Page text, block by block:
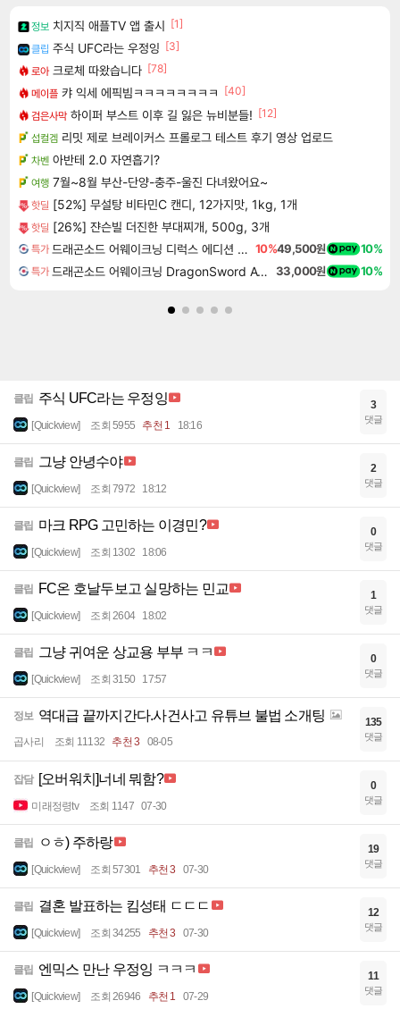
정보 치지직 애플TV 앱 출시 [1]
클립 주식 UFC라는 우정잉 [3]
로아 크로체 따왔습니다 [78]
메이플 캬 익세 에픽빔ㅋㅋㅋㅋㅋㅋㅋㅋ
[40]
검은사막 하이퍼 부스트 이후 길 잃은 뉴비분들! [12]
섭컬겜 리밋 제로 브레이커스 프롤로그 테스트 후기 영상 업로드
차벤 아반테 2.0 자연흡기?
여행 7월~8월 부산-단양-충주-울진 다녀왔어요~
핫딜 [52%] 무설탕 비타민C 캔디, 12가지맛, 1kg, 1개
핫딜 [26%] 쟌슨빌 더진한 부대찌개, 500g, 3개
특가 드래곤소드 어웨이크닝 디럭스 에디션 DragonSword Awakening Deluxe Edition 10%49,500원 10%
특가 드래곤소드 어웨이크닝 DragonSword Awakening 33,000원 10%
클립 주식 UFC라는 우정잉
[Quickview] 조회 5955 추천 1 18:16
3
댓글
클립 그냥 안녕수야
[Quickview] 조회 7972 18:12
2
댓글
클립 마크 RPG 고민하는 이경민?
[Quickview] 조회 1302 18:06
0
댓글
클립 FC온 호날두보고 실망하는 민교
[Quickview] 조회 2604 18:02
1
댓글
클립 그냥 귀여운 상교용 부부 ㅋㅋ
[Quickview] 조회 3150 17:57
0
댓글
정보 역대급 끝까지간다.사건사고 유튜브 불법 소개팅
곱사리 조회 11132 추천 3 08-05
135
댓글
잡담 [오버워치]너네 뭐함?
미래정령tv 조회 1147 07-30
0
댓글
클립 ㅇㅎ) 주하랑
[Quickview] 조회 57301 추천 3 07-30
19
댓글
클립 결혼 발표하는 킴성태 ㄷㄷㄷ
[Quickview] 조회 34255 추천 3 07-30
12
댓글
클립 엔믹스 만난 우정잉 ㅋㅋㅋ
[Quickview] 조회 26946 추천 1 07-29
11
댓글